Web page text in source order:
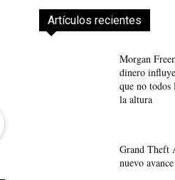
Artículos recientes
Morgan
dinero
que no todos
la altura
Grand Theft
nuevo